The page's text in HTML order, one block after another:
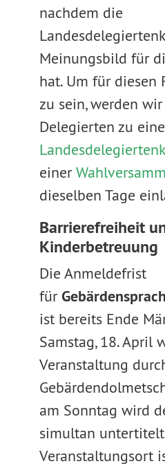
nachdem die
Meinungsbild für
hat. Um für diesen
zu sein, werden
Delegierten zu
einer
dieselben Tage
Barrierefreiheit
Kinderbetreuung
Die Anmeldefrist
für
ist bereits Ende
Samstag, 18. April
Veranstaltung
am Sonntag wird
simultan
Veranstaltungsort